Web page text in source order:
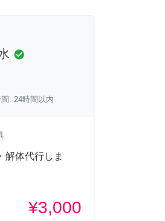
check_circle
: 24時間以内
解体代行しま
¥3,000